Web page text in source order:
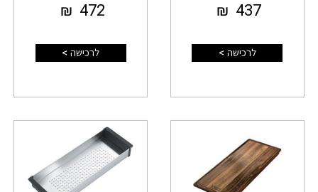
437
₪
לרכישה >
472
₪
לרכישה >